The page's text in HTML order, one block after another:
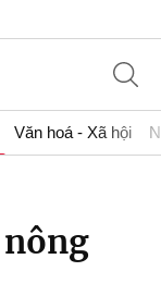
Văn hoá - Xã hội